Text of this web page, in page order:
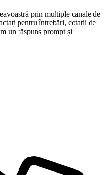
prin multiple canale de
pentru întrebări, cotații de
un răspuns prompt și